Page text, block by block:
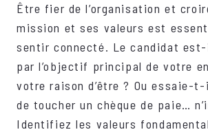
Être fier de l’organisation et
mission et ses valeurs est
sentir connecté. Le candidat
par l’objectif principal de votre
votre raison d’être ? Ou essaie-
de toucher un chèque de paie…
Identifiez les valeurs